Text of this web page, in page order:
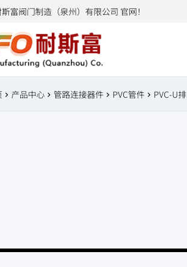
富阀门制造（泉州）有限公司 官网！
产品中心 管路连接器件 PVC管件 PVC-U